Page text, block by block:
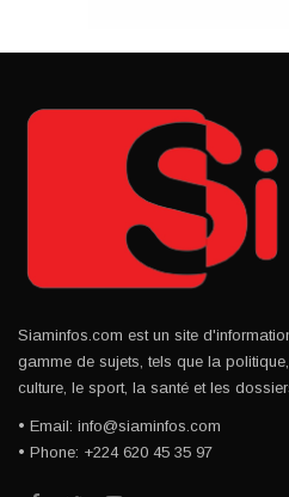
Siaminfos.com est un site
gamme de sujets, tels que la
culture, le sport, la santé et les
• Email: info@siaminfos.com
• Phone: +224 620 45 35 97